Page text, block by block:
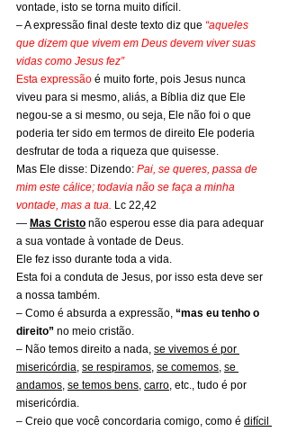
vontade, isto se torna muito difícil.
– A expressão final deste texto diz que “aqueles
que dizem que vivem em Deus devem viver suas
vidas como Jesus fez”
Esta expressão é muito forte, pois Jesus nunca
viveu para si mesmo, aliás, a Bíblia diz que Ele
negou-se a si mesmo, ou seja, Ele não foi o que
poderia ter sido em termos de direito Ele poderia
desfrutar de toda a riqueza que quisesse.
Mas Ele disse: Dizendo: Pai, se queres, passa de
mim este cálice; todavia não se faça a minha
vontade, mas a tua. Lc 22,42
— Mas Cristo não esperou esse dia para adequar
a sua vontade à vontade de Deus.
Ele fez isso durante toda a vida.
Esta foi a conduta de Jesus, por isso esta deve ser
a nossa também.
– Como é absurda a expressão, “mas eu tenho o
direito” no meio cristão.
– Não temos direito a nada, se vivemos é por
misericórdia, se respiramos, se comemos, se
andamos, se temos bens, carro, etc., tudo é por
misericórdia.
– Creio que você concordaria comigo, como é difícil